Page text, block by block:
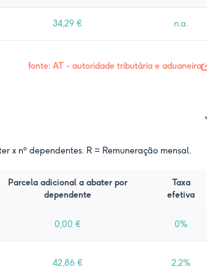
34,29 € n.a.
fonte: AT - autoridade tributária e aduaneira
x nº dependentes. R = Remuneração mensal.
Parcela adicional a abater por
dependente
Taxa
efetiva
0,00 € 0%
42,86 € 2,2%